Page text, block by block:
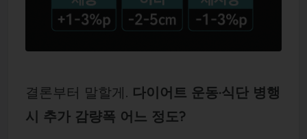
결론부터 말할게. 다이어트 운동·식단 병행
시 추가 감량폭 어느 정도?